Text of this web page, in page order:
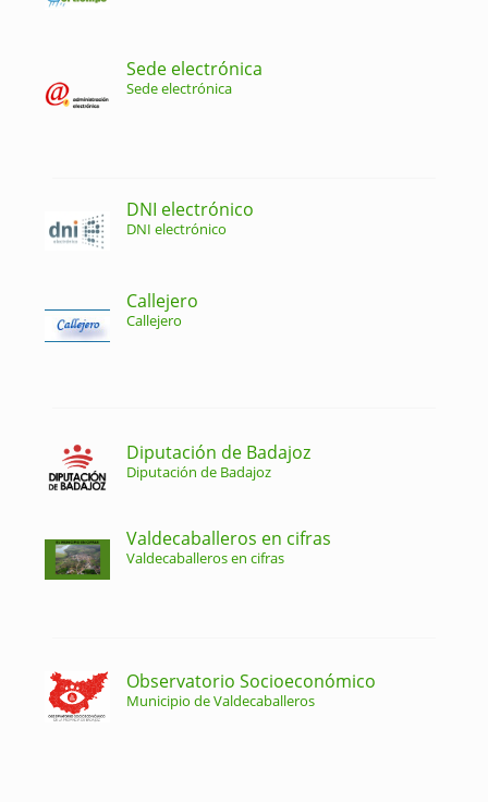
Sede electrónica
Sede electrónica
DNI electrónico
DNI electrónico
Callejero
Callejero
Diputación de Badajoz
Diputación de Badajoz
Valdecaballeros en cifras
Valdecaballeros en cifras
Observatorio Socioeconómico
Municipio de Valdecaballeros